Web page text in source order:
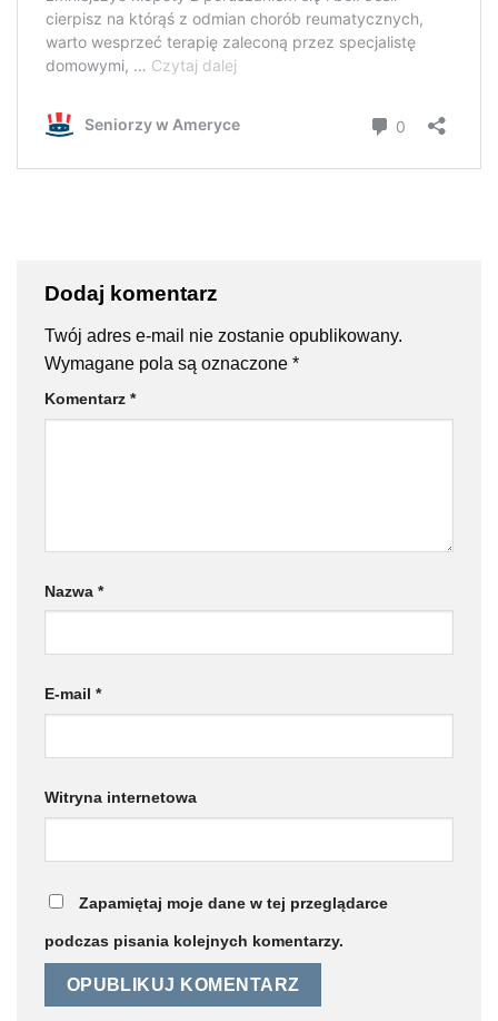
Dodaj komentarz
Twój adres e-mail nie zostanie opublikowany.
Wymagane pola są oznaczone *
Komentarz *
Nazwa *
E-mail *
Witryna internetowa
Zapamiętaj moje dane w tej przeglądarce
podczas pisania kolejnych komentarzy.